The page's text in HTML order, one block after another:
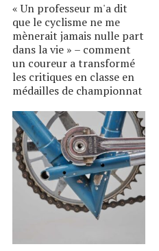
« Un professeur m'a dit
que le cyclisme ne me
mènerait jamais nulle part
dans la vie » – comment
un coureur a transformé
les critiques en classe en
médailles de championnat